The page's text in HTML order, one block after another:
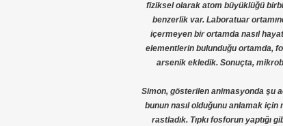
fiziksel olarak atom büyüklüğü
benzerlik var. Laboratuar
içermeyen bir ortamda nasıl
elementlerin bulunduğu ortamda,
arsenik ekledik. Sonuçta,
Simon, gösterilen animasyonda şu
bunun nasıl olduğunu anlamak
rastladık. Tıpkı fosforun yaptığı